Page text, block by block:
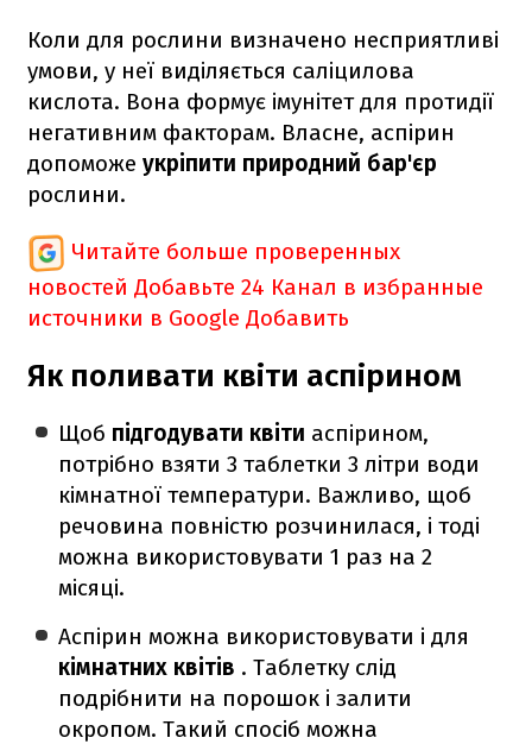
Коли для рослини визначено несприятливі
умови, у неї виділяється саліцилова
кислота. Вона формує імунітет для протидії
негативним факторам. Власне, аспірин
допоможе укріпити природний бар'єр
рослини.
Читайте больше проверенных
новостей Добавьте 24 Канал в избранные
источники в Google Добавить
Як поливати квіти аспірином
Щоб підгодувати квіти аспірином,
потрібно взяти 3 таблетки 3 літри води
кімнатної температури. Важливо, щоб
речовина повністю розчинилася, і тоді
можна використовувати 1 раз на 2
місяці.
Аспірин можна використовувати і для
кімнатних квітів .Таблетку слід
подрібнити на порошок і залити
окропом.Такий спосіб можна